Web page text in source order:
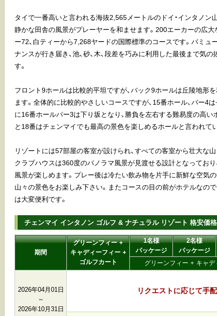
タイで一番高いと言われる海抜2,565メートルのドイ・インタノン
静かな田舎の風景がプレーヤーを和ませます。200エーカーの広大
ー72、白ティーから7,268ヤードの国際標準のコースです。バミュ
ナンスが行き届き、池、砂、木、段差を巧みに利用した最後まで気
す。
フロント9ホールは比較的平坦ですが、バック9ホールは丘陵地形
ます。全体的に比較的やさしいコースですが、15番ホール、パー4
に16番ホールパー3は下り坂となり、勝負を左右する難易度の高い
と18番はチェンマイでも最高の景色を楽しめるホールと言われて
リゾートには57部屋の客室が設けられ、すべての客室から壮大な
クラブハウスは360度のパノラマ風景が見渡せる設計となってお
風景が楽しめます。プレー後は冷たい飲み物を片手に新鮮な空気
山々の景色をお楽しみ下さい。またコースの目の前がホテルなの
は大変便利です。
チェンマイ インタノン ゴルフ & ナチュラル リゾート 格安価格
期間
グリーンフィー +
キャディーフィー +
ゴルフカート
1名様
パッケージ
2名様
パッケージ
グリーンフィー + キャ
2026年04月01日
～
2026年10月31日
リクエストに応じて手